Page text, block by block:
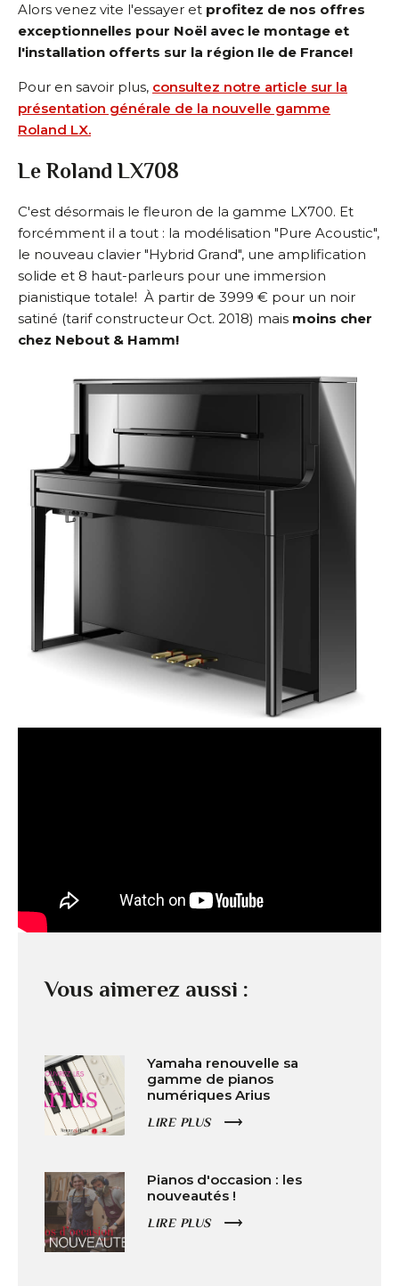
Alors venez vite l'essayer et profitez de nos offres
exceptionnelles pour Noël avec le montage et
l'installation offerts sur la région Ile de France!
Pour en savoir plus, consultez notre article sur la
présentation générale de la nouvelle gamme
Roland LX.
Le Roland LX708
C'est désormais le fleuron de la gamme LX700. Et
forcémment il a tout : la modélisation "Pure Acoustic",
le nouveau clavier "Hybrid Grand", une amplification
solide et 8 haut-parleurs pour une immersion
pianistique totale! À partir de 3999 € pour un noir
satiné (tarif constructeur Oct. 2018) mais moins cher
chez Nebout & Hamm!
Vous aimerez aussi :
Yamaha renouvelle sa
gamme de pianos
numériques Arius
LIRE PLUS
Pianos d'occasion : les
nouveautés !
LIRE PLUS